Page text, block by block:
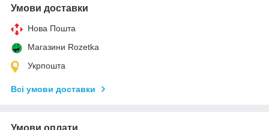
Умови доставки
Нова Пошта
Магазини Rozetka
Укрпошта
Всі умови доставки
Умови оплати